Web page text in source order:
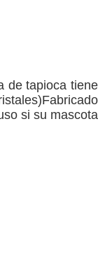
de tapioca tiene
si su mascota